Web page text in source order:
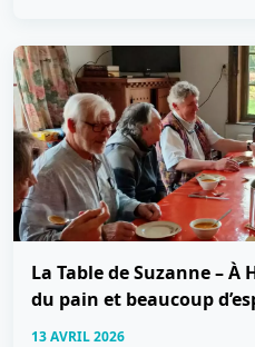
La Table de Suzanne – À
du pain et beaucoup
13 AVRIL 2026